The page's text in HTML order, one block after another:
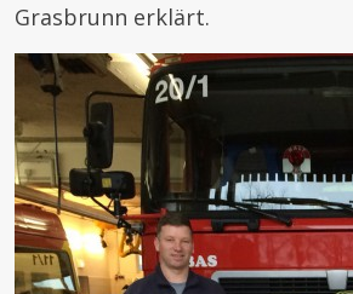
Grasbrunn erklärt.